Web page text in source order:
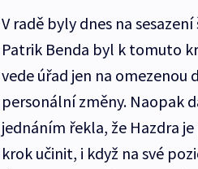
V radě byly dnes na
Patrik Benda byl k tomuto
vede úřad jen na
personální změny. Naopak
jednáním řekla, že Hazdra
krok učinit, i když na své